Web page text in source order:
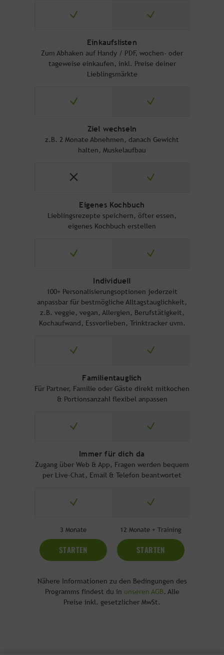
Einkaufslisten
Zum Abhaken auf Handy / PDF, wochen- oder
tageweise einkaufen, inkl. Preise deiner
Lieblingsmärkte
Ziel wechseln
z.B. 2 Monate Abnehmen, danach Gewicht
halten, Muskelaufbau
Eigenes Kochbuch
Lieblingsrezepte speichern, öfter essen,
eigenes Kochbuch erstellen
Individuell
100+ Personalisierungsoptionen jederzeit
anpassbar für bestmögliche Alltagstauglichkeit,
z.B. veggie, vegan, Allergien, Berufstätigkeit,
Kochaufwand, Essvorlieben, Trinktracker uvm.
Familientauglich
Für Partner, Familie oder Gäste direkt mitkochen
& Portionsanzahl flexibel anpassen
Immer für dich da
Zugang über Web & App, Fragen werden bequem
per Live-Chat, Email & Telefon beantwortet
3 Monate
STARTEN
12 Monate + Training
STARTEN
Nähere Informationen zu den Bedingungen des
Programms findest du in unseren AGB. Alle
Preise inkl. gesetzlicher MwSt.